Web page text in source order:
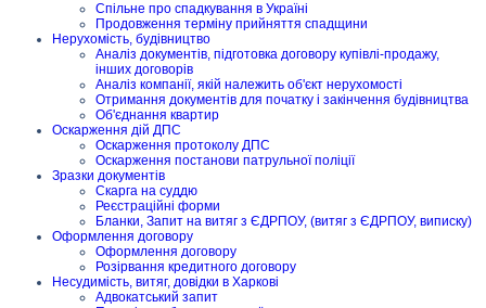
Спільне про спадкування в Україні
Продовження терміну прийняття спадщини
Нерухомість, будівництво
Аналіз документів, підготовка договору купівлі-продажу,
інших договорів
Аналіз компанії, якій належить об'єкт нерухомості
Отримання документів для початку і закінчення будівництва
Об'єднання квартир
Оскарження дій ДПС
Оскарження протоколу ДПС
Оскарження постанови патрульної поліції
Зразки документів
Скарга на суддю
Реєстраційні форми
Бланки, Запит на витяг з ЄДРПОУ, (витяг з ЄДРПОУ, виписку)
Оформлення договору
Оформлення договору
Розірвання кредитного договору
Несудимість, витяг, довідки в Харкові
Адвокатський запит